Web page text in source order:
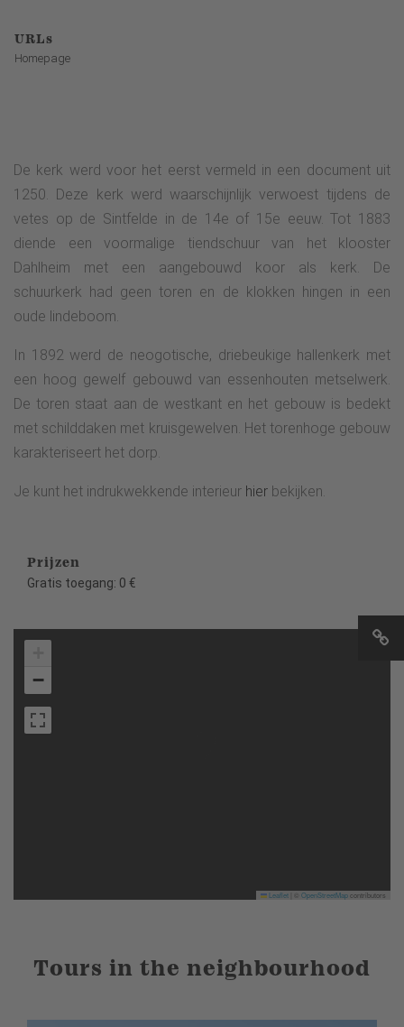
URLs
Homepage
De kerk werd voor het eerst vermeld in een document uit
1250. Deze kerk werd waarschijnlijk verwoest tijdens de
vetes op de Sintfelde in de 14e of 15e eeuw. Tot 1883
diende een voormalige tiendschuur van het klooster
Dahlheim met een aangebouwd koor als kerk. De
schuurkerk had geen toren en de klokken hingen in een
oude lindeboom.
In 1892 werd de neogotische, driebeukige hallenkerk met
een hoog gewelf gebouwd van essenhouten metselwerk.
De toren staat aan de westkant en het gebouw is bedekt
met schilddaken met kruisgewelven. Het torenhoge gebouw
karakteriseert het dorp.
Je kunt het indrukwekkende interieur hier bekijken.
Prijzen
Gratis toegang: 0 €
−
Leaflet OpenStreetMapcontributors
Tours in the neighbourhood